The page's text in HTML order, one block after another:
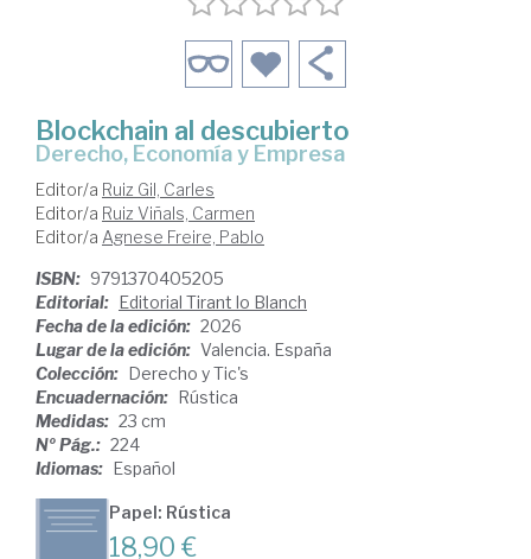
Blockchain al descubierto
Derecho, Economía y Empresa
Editor/a Ruiz Gil, Carles
Editor/a Ruiz Viñals, Carmen
Editor/a Agnese Freire, Pablo
ISBN: 9791370405205
Editorial: Editorial Tirant lo Blanch
Fecha de la edición: 2026
Lugar de la edición: Valencia. España
Colección: Derecho y Tic's
Encuadernación: Rústica
Medidas: 23 cm
Nº Pág.: 224
Idiomas: Español
Papel: Rústica
18,90 €